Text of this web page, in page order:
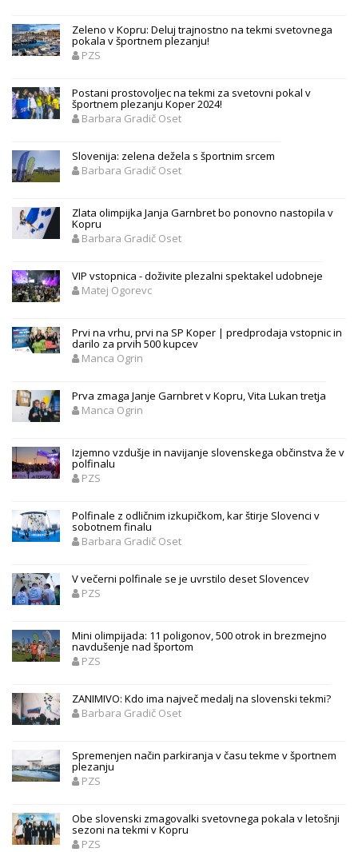
Zeleno v Kopru: Deluj trajnostno na tekmi svetovnega
pokala v športnem plezanju!
PZS
Postani prostovoljec na tekmi za svetovni pokal v
športnem plezanju Koper 2024!
Barbara Gradič Oset
Slovenija: zelena dežela s športnim srcem
Barbara Gradič Oset
Zlata olimpijka Janja Garnbret bo ponovno nastopila v
Kopru
Barbara Gradič Oset
VIP vstopnica - doživite plezalni spektakel udobneje
Matej Ogorevc
Prvi na vrhu, prvi na SP Koper | predprodaja vstopnic in
darilo za prvih 500 kupcev
Manca Ogrin
Prva zmaga Janje Garnbret v Kopru, Vita Lukan tretja
Manca Ogrin
Izjemno vzdušje in navijanje slovenskega občinstva že v
polfinalu
PZS
Polfinale z odličnim izkupičkom, kar štirje Slovenci v
sobotnem finalu
Barbara Gradič Oset
V večerni polfinale se je uvrstilo deset Slovencev
PZS
Mini olimpijada: 11 poligonov, 500 otrok in brezmejno
navdušenje nad športom
PZS
ZANIMIVO: Kdo ima največ medalj na slovenski tekmi?
Barbara Gradič Oset
Spremenjen način parkiranja v času tekme v športnem
plezanju
PZS
Obe slovenski zmagovalki svetovnega pokala v letošnji
sezoni na tekmi v Kopru
PZS